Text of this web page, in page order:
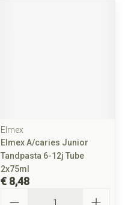
Elmex
Elmex A/caries Junior
Tandpasta 6-12j Tube
2x75ml
€ 8,48